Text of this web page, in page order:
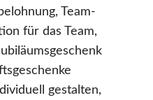
Team-
für das Team,
gestalten,